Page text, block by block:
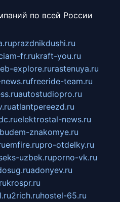
по всей России
prazdnikdushi.ru
fr.rukraft-you.ru
explore.rurastenuya.ru
freeride-team.ru
autostudiopro.ru
atlantpereezd.ru
elektrostal-news.ru
budem-znakomye.ru
emfire.rupro-otdelky.ru
uzbek.ruporno-vk.ru
adonyev.ru
krospr.ru
2rich.ruhostel-65.ru